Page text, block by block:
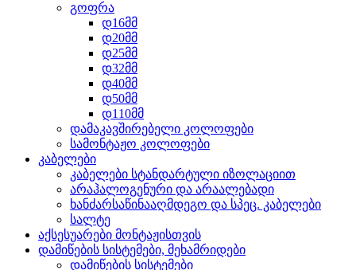
გოფრა
დ16მმ
დ20მმ
დ25მმ
დ32მმ
დ40მმ
დ50მმ
დ110მმ
დამაკავშირებელი კოლოფები
სამონტაჟო კოლოფები
კაბელები
კაბელები სტანდარტული იზოლაციით
არაჰალოგენური და არაალებადი
ხანძარსაწინააღმდეგო და სპეც. კაბელები
სალტე
აქსესუარები მონტაჟისთვის
დამიწების სისტემები, მეხამრიდები
დამიწების სისტემები